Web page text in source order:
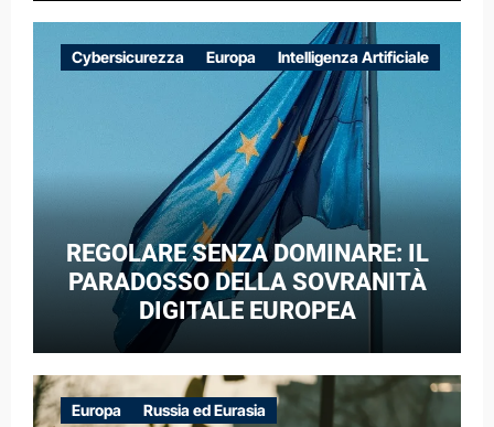
CASO DELLE RETI ELETTRICHE
EUROPEE NEL CONTESTO DELLA
GUERRA IBRIDA
Cybersicurezza Europa Intelligenza Artificiale
REGOLARE SENZA DOMINARE: IL
PARADOSSO DELLA SOVRANITÀ
DIGITALE EUROPEA
Europa Russia ed Eurasia